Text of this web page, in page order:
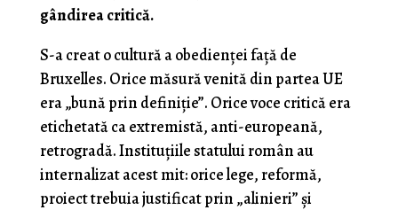
gândirea critică.
S-a creat o cultură a obedienței față de
Bruxelles. Orice măsură venită din partea UE
era „bună prin definiție”. Orice voce critică era
etichetată ca extremistă, anti-europeană,
retrogradă. Instituțiile statului român au
internalizat acest mit: orice lege, reformă,
proiect trebuia justificat prin „alinieri” și